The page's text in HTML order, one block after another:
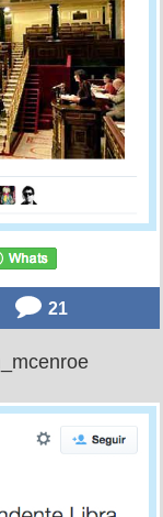
21